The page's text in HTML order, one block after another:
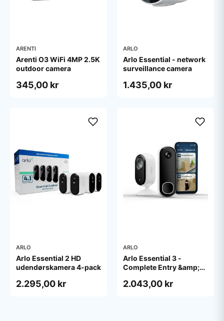
ARENTI
Arenti O3 WiFi 4MP 2.5K
outdoor camera
345,00 kr
ARLO
Arlo Essential - network
surveillance camera
1.435,00 kr
ARLO
Arlo Essential 2 HD
udendørskamera 4-pack
2.295,00 kr
ARLO
Arlo Essential 3 -
Complete Entry &amp;
network surveillance
2.043,00 kr